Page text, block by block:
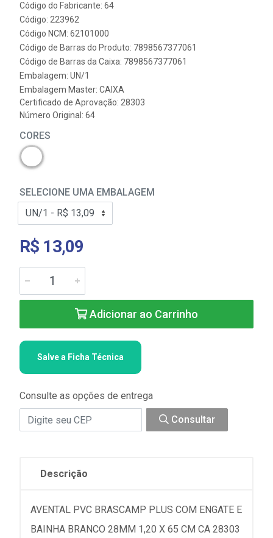
Código do Fabricante: 64
Código: 223962
Código NCM: 62101000
Código de Barras do Produto: 7898567377061
Código de Barras da Caixa: 7898567377061
Embalagem: UN/1
Embalagem Master: CAIXA
Certificado de Aprovação: 28303
Número Original: 64
CORES
SELECIONE UMA EMBALAGEM
R$ 13,09
Adicionar ao Carrinho
Salve a Ficha Técnica
Consulte as opções de entrega
Consultar
Descrição
AVENTAL PVC BRASCAMP PLUS COM ENGATE E
BAINHA BRANCO 28MM 1,20 X 65 CM CA 28303